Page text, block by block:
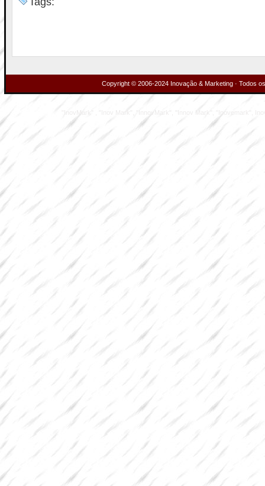
Copyright © 2006-2024 Inovação & Marketing · Todos